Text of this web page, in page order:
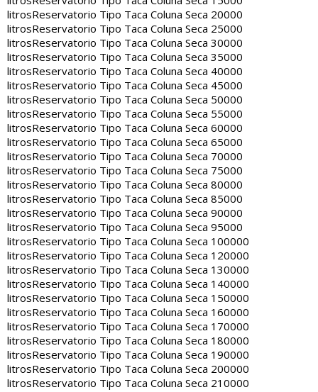
litrosReservatorio Tipo Taca Coluna Seca 20000
litrosReservatorio Tipo Taca Coluna Seca 25000
litrosReservatorio Tipo Taca Coluna Seca 30000
litrosReservatorio Tipo Taca Coluna Seca 35000
litrosReservatorio Tipo Taca Coluna Seca 40000
litrosReservatorio Tipo Taca Coluna Seca 45000
litrosReservatorio Tipo Taca Coluna Seca 50000
litrosReservatorio Tipo Taca Coluna Seca 55000
litrosReservatorio Tipo Taca Coluna Seca 60000
litrosReservatorio Tipo Taca Coluna Seca 65000
litrosReservatorio Tipo Taca Coluna Seca 70000
litrosReservatorio Tipo Taca Coluna Seca 75000
litrosReservatorio Tipo Taca Coluna Seca 80000
litrosReservatorio Tipo Taca Coluna Seca 85000
litrosReservatorio Tipo Taca Coluna Seca 90000
litrosReservatorio Tipo Taca Coluna Seca 95000
litrosReservatorio Tipo Taca Coluna Seca 100000
litrosReservatorio Tipo Taca Coluna Seca 120000
litrosReservatorio Tipo Taca Coluna Seca 130000
litrosReservatorio Tipo Taca Coluna Seca 140000
litrosReservatorio Tipo Taca Coluna Seca 150000
litrosReservatorio Tipo Taca Coluna Seca 160000
litrosReservatorio Tipo Taca Coluna Seca 170000
litrosReservatorio Tipo Taca Coluna Seca 180000
litrosReservatorio Tipo Taca Coluna Seca 190000
litrosReservatorio Tipo Taca Coluna Seca 200000
litrosReservatorio Tipo Taca Coluna Seca 210000